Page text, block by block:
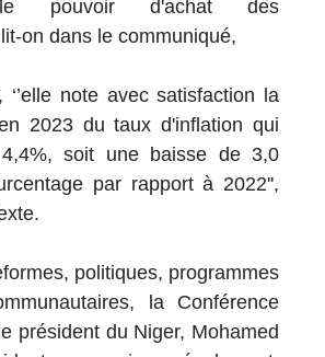
le pouvoir d'achat des
lit-on dans le communiqué,
‘’elle note avec satisfaction la
2023 du taux d'inflation qui
soit une baisse de 3,0
par rapport à 2022'',
politiques, programmes
la Conférence
président du Niger, Mohamed